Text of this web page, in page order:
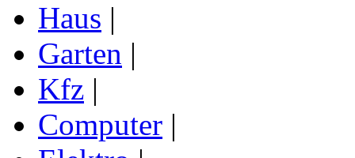
Haus |
Garten |
Kfz |
Computer |